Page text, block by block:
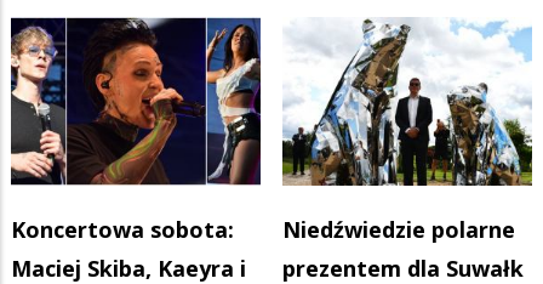
Koncertowa sobota:
Maciej Skiba, Kaeyra i
Niedźwiedzie polarne
prezentem dla Suwałk